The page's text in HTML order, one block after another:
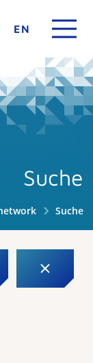
EN
Suche
Suche